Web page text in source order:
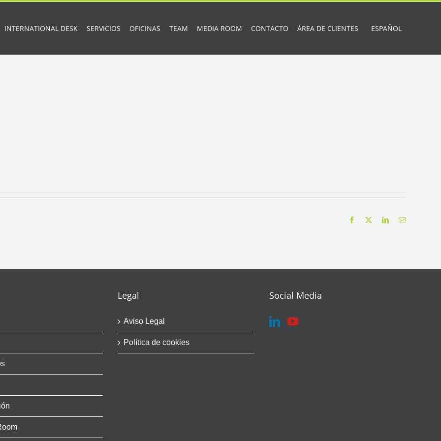
INTERNATIONAL DESK SERVICIOS OFICINAS TEAM MEDIA ROOM CONTACTO ÁREA DE CLIENTES ESPAÑOL
Facebook LinkedInCorreo
Legal
Aviso Legal
Política de cookies
Social Media